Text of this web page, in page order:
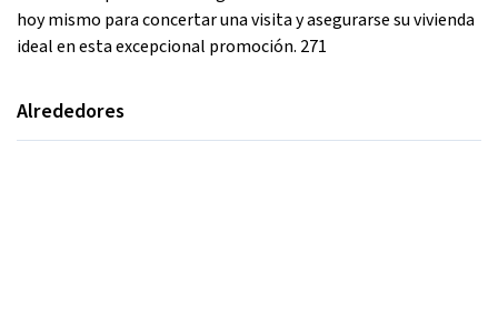
hoy mismo para concertar una visita y asegurarse su vivienda
ideal en esta excepcional promoción. 271
Alrededores